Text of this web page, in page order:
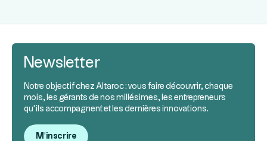
Newsletter
Notre objectif chez Altaroc : vous faire découvrir, chaque
mois, les gérants de nos millésimes, les entrepreneurs
qu’ils accompagnent et les dernières innovations.
M'inscrire